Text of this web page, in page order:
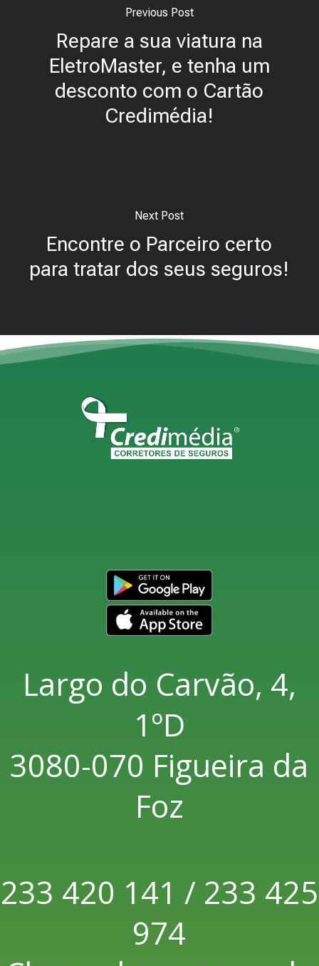
Previous Post
Repare a sua viatura na
EletroMaster, e tenha um
desconto com o Cartão
Credimédia!
Next Post
Encontre o Parceiro certo
para tratar dos seus seguros!
Largo do Carvão, 4,
1ºD
3080-070 Figueira da
Foz
233 420 141 / 233 425
974